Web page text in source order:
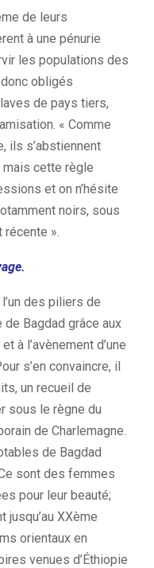
de leurs
à une pénurie
les populations des
obligés
de pays tiers,
« Comme
ils s’abstiennent
mais cette règle
et on n’hésite
noirs, sous
».
des piliers de
de Bagdad grâce aux
à l’avènement d’une
s’en convaincre, il
un recueil de
sous le règne du
de Charlemagne.
de Bagdad
sont des femmes
pour leur beauté;
XXème
orientaux en
venues d’Éthiopie